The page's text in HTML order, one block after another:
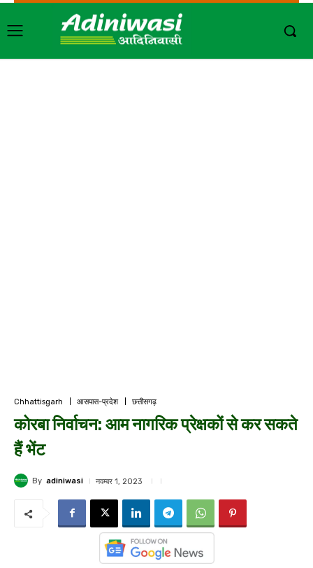
Chhattisgarh आसपास-प्रदेश छत्तीसगढ़
कोरबा निर्वाचन: आम नागरिक प्रेक्षकों से कर सकते
हैं भेंट
By adiniwasi नवम्बर 1, 2023